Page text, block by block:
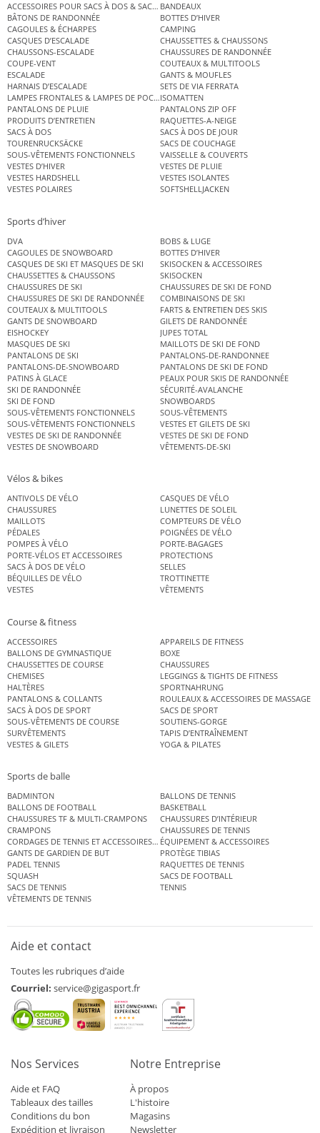
ACCESSOIRES POUR SACS À DOS & SACS ÉTANCHES
BANDEAUX
BÂTONS DE RANDONNÉE
BOTTES D’HIVER
CAGOULES & ÉCHARPES
CAMPING
CASQUES D’ESCALADE
CHAUSSETTES & CHAUSSONS
CHAUSSONS-ESCALADE
CHAUSSURES DE RANDONNÉE
COUPE-VENT
COUTEAUX & MULTITOOLS
ESCALADE
GANTS & MOUFLES
HARNAIS D’ESCALADE
SETS DE VIA FERRATA
LAMPES FRONTALES & LAMPES DE POCHEISOMATTEN
PANTALONS DE PLUIE
PANTALONS ZIP OFF
PRODUITS D’ENTRETIEN
RAQUETTES-A-NEIGE
SACS À DOS
SACS À DOS DE JOUR
TOURENRUCKSÄCKE
SACS DE COUCHAGE
SOUS-VÊTEMENTS FONCTIONNELS
VAISSELLE & COUVERTS
VESTES D’HIVER
VESTES DE PLUIE
VESTES HARDSHELL
VESTES ISOLANTES
VESTES POLAIRES
SOFTSHELLJACKEN
Sports d’hiver
DVA
BOBS & LUGE
CAGOULES DE SNOWBOARD
BOTTES D’HIVER
CASQUES DE SKI ET MASQUES DE SKI
SKISOCKEN & ACCESSOIRES
CHAUSSETTES & CHAUSSONS
SKISOCKEN
CHAUSSURES DE SKI
CHAUSSURES DE SKI DE FOND
CHAUSSURES DE SKI DE RANDONNÉE
COMBINAISONS DE SKI
COUTEAUX & MULTITOOLS
FARTS & ENTRETIEN DES SKIS
GANTS DE SNOWBOARD
GILETS DE RANDONNÉE
EISHOCKEY
JUPES TOTAL
MASQUES DE SKI
MAILLOTS DE SKI DE FOND
PANTALONS DE SKI
PANTALONS-DE-RANDONNEE
PANTALONS-DE-SNOWBOARD
PANTALONS DE SKI DE FOND
PATINS À GLACE
PEAUX POUR SKIS DE RANDONNÉE
SKI DE RANDONNÉE
SÉCURITÉ-AVALANCHE
SKI DE FOND
SNOWBOARDS
SOUS-VÊTEMENTS FONCTIONNELS
SOUS-VÊTEMENTS
SOUS-VÊTEMENTS FONCTIONNELS
VESTES ET GILETS DE SKI
VESTES DE SKI DE RANDONNÉE
VESTES DE SKI DE FOND
VESTES DE SNOWBOARD
VÊTEMENTS-DE-SKI
Vélos & bikes
ANTIVOLS DE VÉLO
CASQUES DE VÉLO
CHAUSSURES
LUNETTES DE SOLEIL
MAILLOTS
COMPTEURS DE VÉLO
PÉDALES
POIGNÉES DE VÉLO
POMPES À VÉLO
PORTE-BAGAGES
PORTE-VÉLOS ET ACCESSOIRES
PROTECTIONS
SACS À DOS DE VÉLO
SELLES
BÉQUILLES DE VÉLO
TROTTINETTE
VESTES
VÊTEMENTS
Course & fitness
ACCESSOIRES
APPAREILS DE FITNESS
BALLONS DE GYMNASTIQUE
BOXE
CHAUSSETTES DE COURSE
CHAUSSURES
CHEMISES
LEGGINGS & TIGHTS DE FITNESS
HALTÈRES
SPORTNAHRUNG
PANTALONS & COLLANTS
ROULEAUX & ACCESSOIRES DE MASSAGE
SACS À DOS DE SPORT
SACS DE SPORT
SOUS-VÊTEMENTS DE COURSE
SOUTIENS-GORGE
SURVÊTEMENTS
TAPIS D’ENTRAÎNEMENT
VESTES & GILETS
YOGA & PILATES
Sports de balle
BADMINTON
BALLONS DE TENNIS
BALLONS DE FOOTBALL
BASKETBALL
CHAUSSURES TF & MULTI-CRAMPONS
CHAUSSURES D’INTÉRIEUR
CRAMPONS
CHAUSSURES DE TENNIS
CORDAGES DE TENNIS ET ACCESSOIRES DE TENNISÉQUIPEMENT & ACCESSOIRES
GANTS DE GARDIEN DE BUT
PROTÈGE TIBIAS
PADEL TENNIS
RAQUETTES DE TENNIS
SQUASH
SACS DE FOOTBALL
SACS DE TENNIS
TENNIS
VÊTEMENTS DE TENNIS
Aide et contact
Toutes les rubriques d’aide
Courriel: service@gigasport.fr
Nos Services
Aide et FAQ
Tableaux des tailles
Conditions du bon
Expédition et livraison
Notre Entreprise
À propos
L'histoire
Magasins
Newsletter